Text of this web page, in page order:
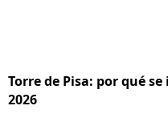
Torre de Pisa: por qué
2026